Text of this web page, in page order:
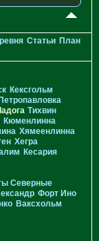
Статьи План
Кексгольм
Петропавловка
Тихвин
Кюменлинна
Хямеенлинна
Хегра
Кесария
Северные
Форт Ино
Ваксхольм